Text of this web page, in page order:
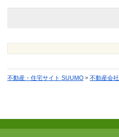
不動産・住宅サイト SUUMO > 不動産会社